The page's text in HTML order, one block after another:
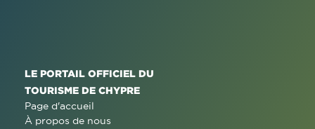
LE PORTAIL OFFICIEL DU
TOURISME DE CHYPRE
Page d'accueil
À propos de nous